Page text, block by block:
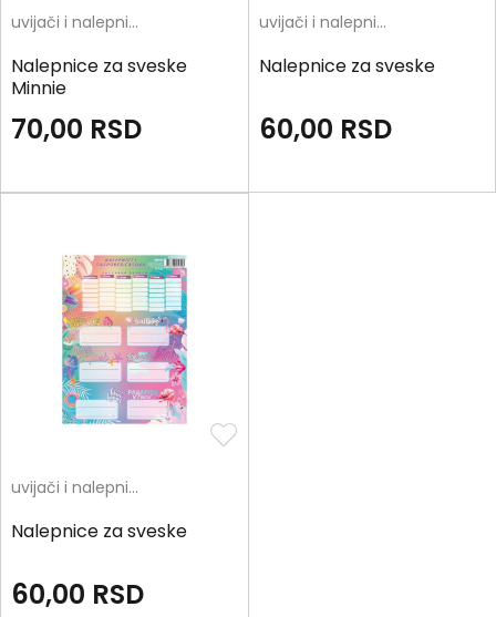
uvijači i nalepnice
Nalepnice za sveske
Minnie
70,00 RSD
uvijači i nalepnice
Nalepnice za sveske
60,00 RSD
uvijači i nalepnice
Nalepnice za sveske
60,00 RSD